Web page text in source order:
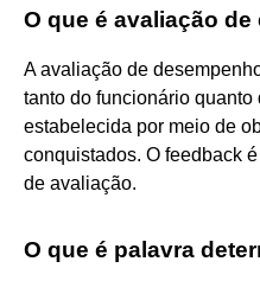
O que é avaliação de
A avaliação de
tanto do funcionário
estabelecida por meio de
conquistados. O feedback
de avaliação.
O que é palavra